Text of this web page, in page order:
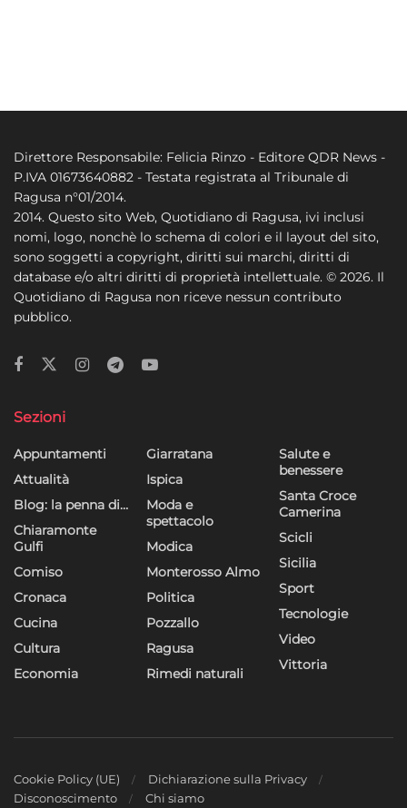
Direttore Responsabile: Felicia Rinzo - Editore QDR News -
P.IVA 01673640882 - Testata registrata al Tribunale di
Ragusa n°01/2014.
2014. Questo sito Web, Quotidiano di Ragusa, ivi inclusi
nomi, logo, nonchè lo schema di colori e il layout del sito,
sono soggetti a copyright, diritti sui marchi, diritti di
database e/o altri diritti di proprietà intellettuale. © 2026. Il
Quotidiano di Ragusa non riceve nessun contributo
pubblico.
Sezioni
Appuntamenti
Attualità
Blog: la penna di…
Chiaramonte
Gulfi
Comiso
Cronaca
Cucina
Cultura
Economia
Giarratana
Ispica
Moda e
spettacolo
Modica
Monterosso Almo
Politica
Pozzallo
Ragusa
Rimedi naturali
Salute e
benessere
Santa Croce
Camerina
Scicli
Sicilia
Sport
Tecnologie
Video
Vittoria
Cookie Policy (UE)
Dichiarazione sulla Privacy
Disconoscimento
Chi siamo